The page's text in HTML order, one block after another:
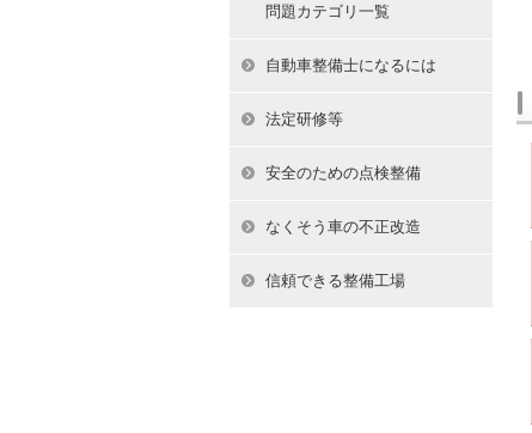
問題カテゴリ一覧
自動車整備士になるには
法定研修等
安全のための点検整備
なくそう車の不正改造
信頼できる整備工場